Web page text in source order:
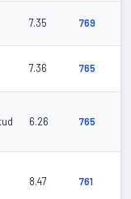
7.35 769
7.36 765
6.26 765
8.47 761